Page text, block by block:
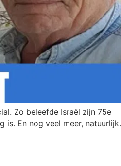
Zo beleefde Israël zijn 75e
is. En nog veel meer, natuurlijk.